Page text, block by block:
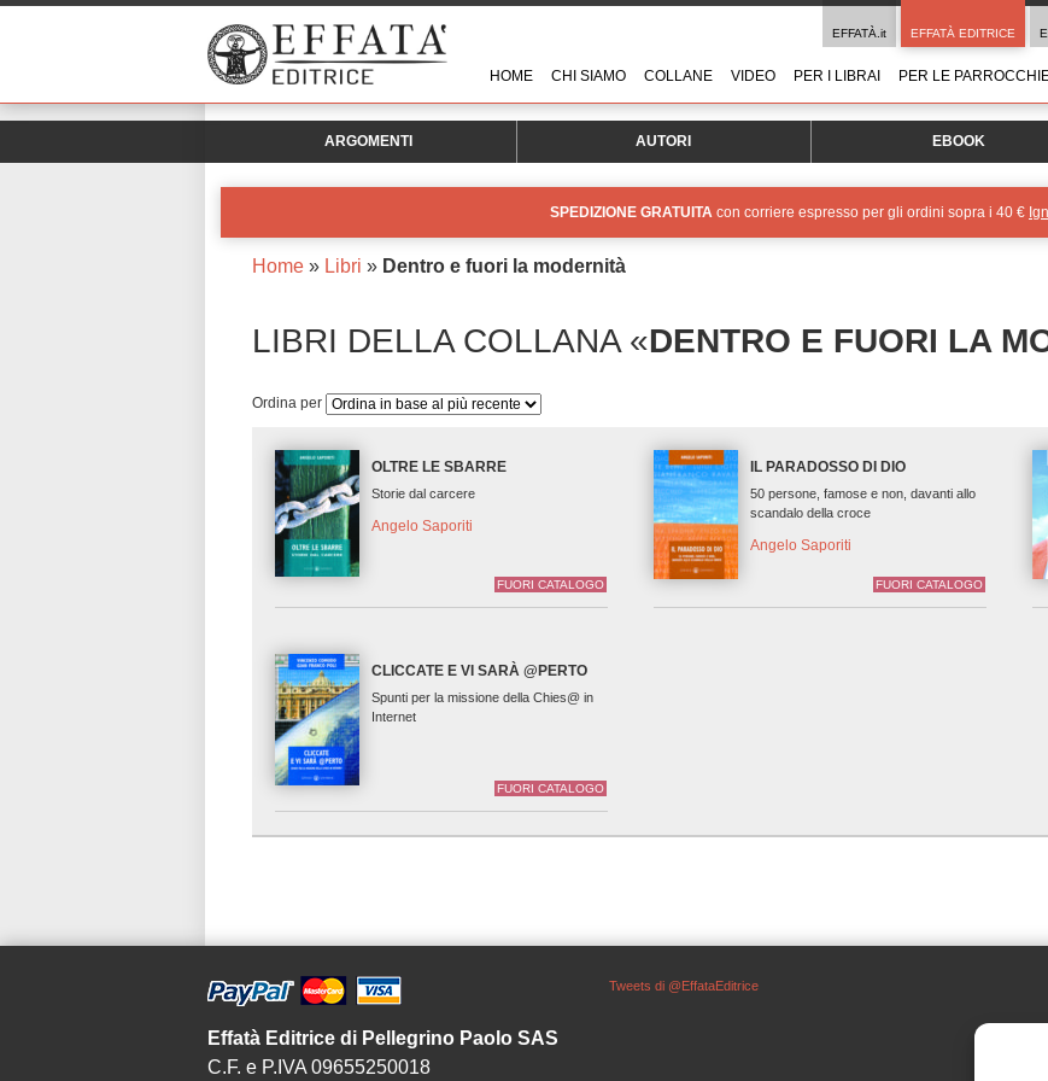
EFFATÀ.it EFFATÀ EDITRICE
HOME CHI SIAMO COLLANE VIDEO PER I LIBRAI PER LE
ARGOMENTI AUTORI EBOOK
SPEDIZIONE GRATUITA con corriere espresso per gli ordini sopra i 40 €
Home » Libri » Dentro e fuori la modernità
LIBRI DELLA COLLANA «DENTRO E FUORI LA
Ordina per
OLTRE LE SBARRE
Storie dal carcere
Angelo Saporiti
FUORI CATALOGO
IL PARADOSSO DI DIO
50 persone, famose e non, davanti allo
scandalo della croce
Angelo Saporiti
FUORI CATALOGO
CLICCATE E VI SARÀ @PERTO
Spunti per la missione della Chies@ in
Internet
FUORI CATALOGO
Effatà Editrice di Pellegrino Paolo SAS
C.F. e P.IVA 09655250018
Tweets di @EffataEditrice